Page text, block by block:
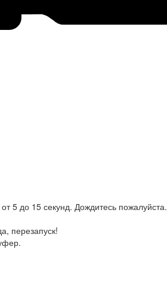
5 до 15 секунд. Дождитесь пожалуйста.
перезапуск!